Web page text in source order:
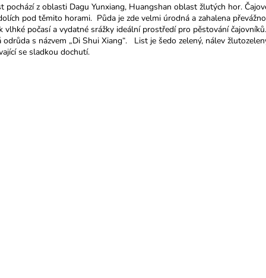
pochází z oblasti Dagu Yunxiang, Huangshan oblast žlutých hor.
pod těmito horami. Půda je zde velmi úrodná a zahalena
vlhké počasí a vydatné srážky ideální prostředí pro pěstování
s názvem „Di Shui Xiang“. List je šedo zelený, nálev
se sladkou dochutí.